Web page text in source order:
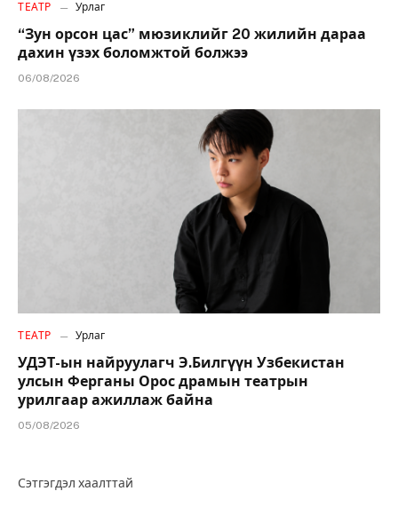
ТЕАТР Урлаг
“Зун орсон цас” мюзиклийг 20 жилийн дараа
дахин үзэх боломжтой болжээ
06/08/2026
ТЕАТР Урлаг
УДЭТ-ын найруулагч Э.Билгүүн Узбекистан
улсын Ферганы Орос драмын театрын
урилгаар ажиллаж байна
05/08/2026
Сэтгэгдэл хаалттай